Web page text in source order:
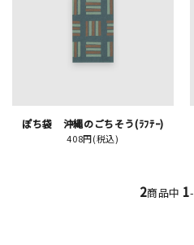
イベント
ぽち袋 沖縄のごちそう(ﾗﾌﾃｰ)
408円(税込)
2商品中 1-